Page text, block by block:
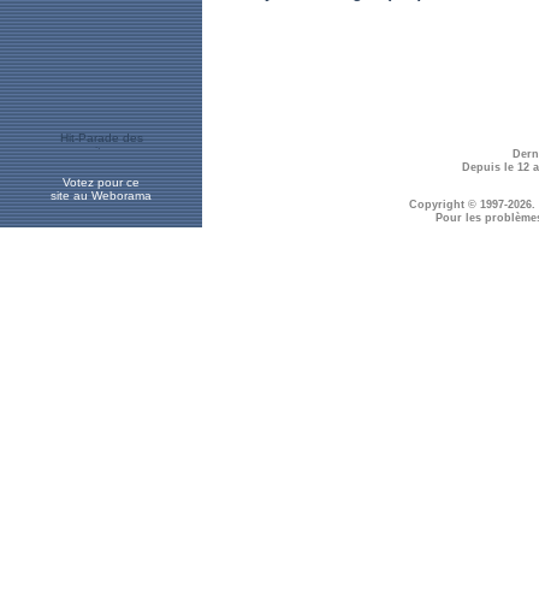
Votez pour ce
site au Weborama
Depuis le 12
Copyright © 1997-2026.
Pour les